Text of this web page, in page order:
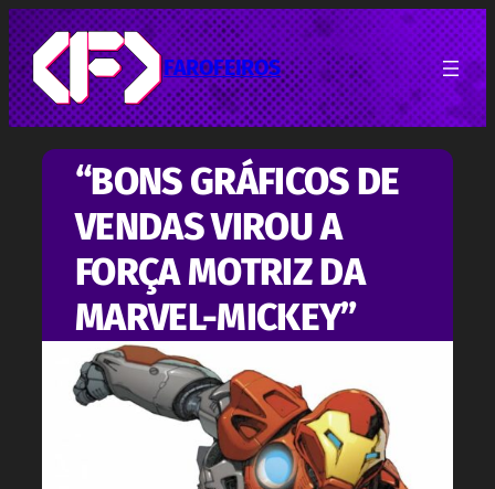
Pular
para
o
conteúdo
FAROFEIROS
“BONS GRÁFICOS DE
VENDAS VIROU A
FORÇA MOTRIZ DA
MARVEL-MICKEY”